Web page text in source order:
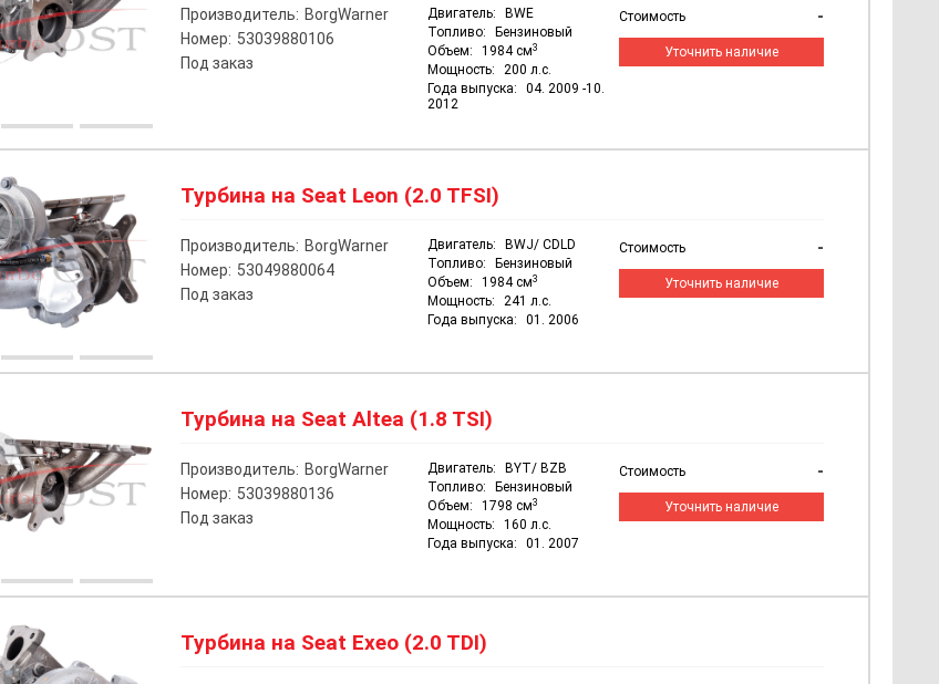
Производитель: BorgWarner
Номер: 53039880106
Под заказ
Двигатель:
BWE
Топливо:
Бензиновый
Объем:
1984 см3
Мощность:
200 л.с.
Года выпуска:
04. 2009 -10.
2012
Стоимость -
Уточнить наличие
Турбина на Seat Leon (2.0 TFSI)
Производитель: BorgWarner
Номер: 53049880064
Под заказ
Двигатель:
BWJ/ CDLD
Топливо:
Бензиновый
Объем:
1984 см3
Мощность:
241 л.с.
Года выпуска:
01. 2006
Стоимость -
Уточнить наличие
Турбина на Seat Altea (1.8 TSI)
Производитель: BorgWarner
Номер: 53039880136
Под заказ
Двигатель:
BYT/ BZB
Топливо:
Бензиновый
Объем:
1798 см3
Мощность:
160 л.с.
Года выпуска:
01. 2007
Стоимость -
Уточнить наличие
Турбина на Seat Exeo (2.0 TDI)